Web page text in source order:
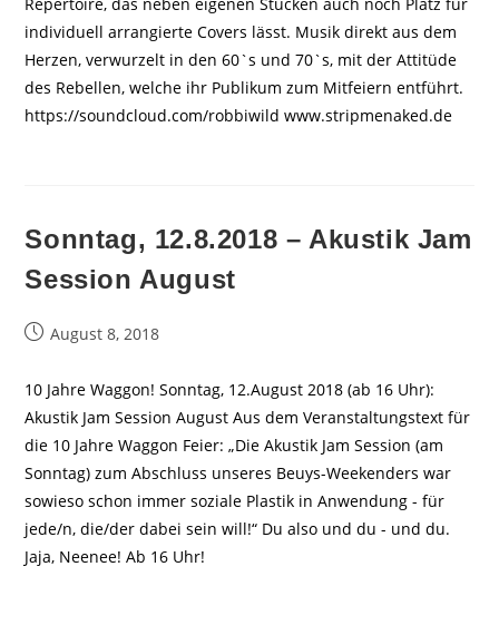
individuell arrangierte Covers lässt. Musik direkt aus dem
Herzen, verwurzelt in den 60`s und 70`s, mit der Attitüde
des Rebellen, welche ihr Publikum zum Mitfeiern entführt.
https://soundcloud.com/robbiwild www.stripmenaked.de
Sonntag, 12.8.2018 – Akustik Jam
Session August
BeitragAugust 8, 2018
10 Jahre Waggon! Sonntag, 12.August 2018 (ab 16 Uhr):
Akustik Jam Session August Aus dem Veranstaltungstext für
die 10 Jahre Waggon Feier: „Die Akustik Jam Session (am
Sonntag) zum Abschluss unseres Beuys-Weekenders war
sowieso schon immer soziale Plastik in Anwendung - für
jede/n, die/der dabei sein will!“ Du also und du - und du.
Jaja, Neenee! Ab 16 Uhr!